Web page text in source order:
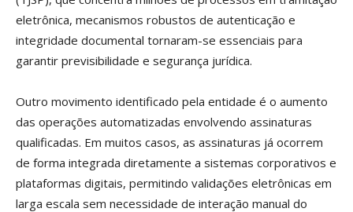
eletrônica, mecanismos robustos de autenticação e
integridade documental tornaram-se essenciais para
garantir previsibilidade e segurança jurídica.
Outro movimento identificado pela entidade é o aumento
das operações automatizadas envolvendo assinaturas
qualificadas. Em muitos casos, as assinaturas já ocorrem
de forma integrada diretamente a sistemas corporativos e
plataformas digitais, permitindo validações eletrônicas em
larga escala sem necessidade de interação manual do